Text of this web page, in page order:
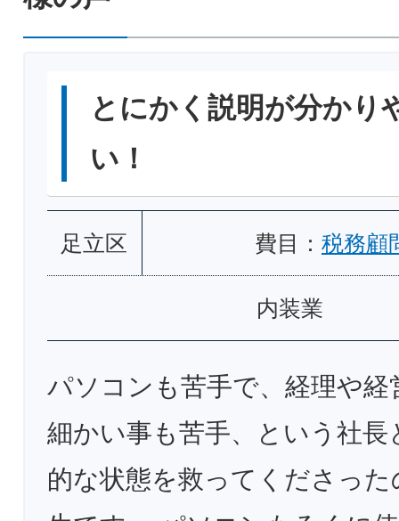
とにかく説明が分かり
い！
足立区 費目： 税務顧
内装業
パソコンも苦手で、経理や経
細かい事も苦手、という社長
的な状態を救ってくださった